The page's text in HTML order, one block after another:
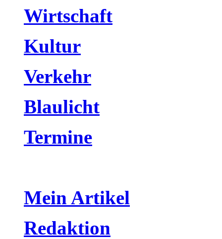
Wirtschaft
Kultur
Verkehr
Blaulicht
Termine
Mein Artikel
Redaktion